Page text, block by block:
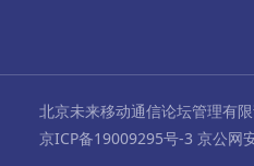
北京未来移动通信论坛管理有
京ICP备19009295号-3 京公网